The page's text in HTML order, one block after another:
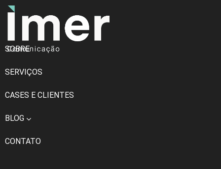
SOBRE
SERVIÇOS
CASES E CLIENTES
BLOG
CONTATO